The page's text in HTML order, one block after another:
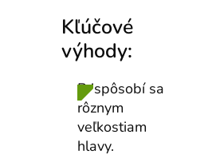
Kľúčové
výhody:
Prispôsobí sa
rôznym
veľkostiam
hlavy.